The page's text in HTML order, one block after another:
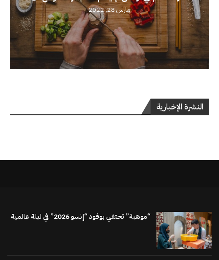
مارس 28, 2022
النشرة الإخبارية
“موهبة” تحتفي بوفود “إنسو 2026” في ليلة عالمية